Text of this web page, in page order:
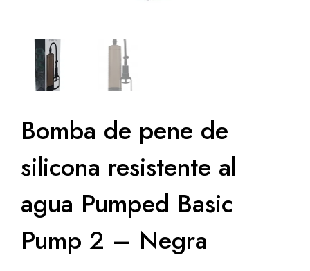
Bomba de pene de
silicona resistente al
agua Pumped Basic
Pump 2 – Negra